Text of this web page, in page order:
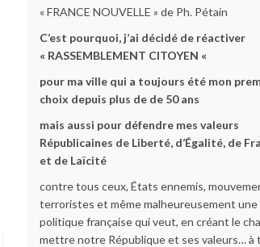
« FRANCE NOUVELLE » de Ph. Pétain
C’est pourquoi, j’ai décidé de réactiver
« RASSEMBLEMENT CITOYEN «
pour ma ville qui a toujours été mon
choix depuis plus de de 50 ans
mais aussi pour défendre mes valeurs
Républicaines de Liberté, d’Égalité, de
et de Laïcité
contre tous ceux, États ennemis,
terroristes et même malheureusement
politique française qui veut, en créant le
mettre notre République et ses valeurs… à